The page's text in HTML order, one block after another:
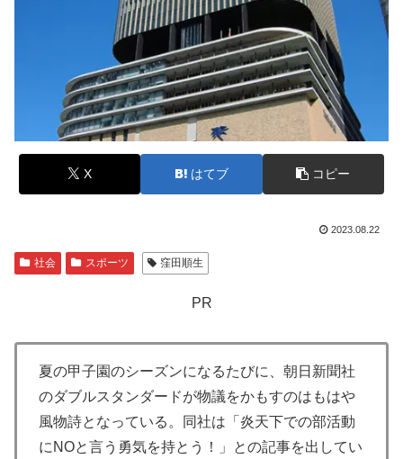
X はてブ コピー
2023.08.22
社会 スポーツ 窪田順生
PR
夏の甲子園のシーズンになるたびに、朝日新聞社
のダブルスタンダードが物議をかもすのはもはや
風物詩となっている。同社は「炎天下での部活動
にNOと言う勇気を持とう！」との記事を出してい